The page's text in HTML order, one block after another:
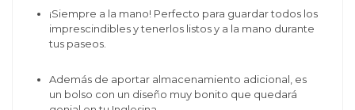
¡Siempre a la mano! Perfecto para guardar todos los
imprescindibles y tenerlos listos y a la mano durante
tus paseos.
Además de aportar almacenamiento adicional, es
un bolso con un diseño muy bonito que quedará